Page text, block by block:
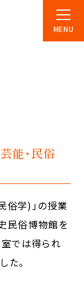
MENU
能･民俗
学)」の授業
民俗博物館を
室では得られ
た。